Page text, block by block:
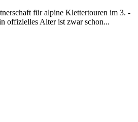
für alpine Klettertouren im 3. -
offizielles Alter ist zwar schon...